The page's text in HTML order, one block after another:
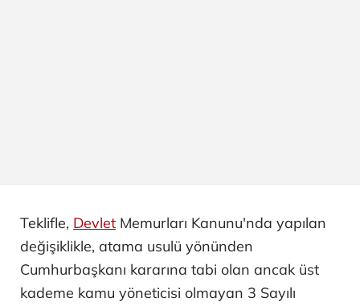
Teklifle, Devlet Memurları Kanunu'nda yapılan
değişiklikle, atama usulü yönünden
Cumhurbaşkanı kararına tabi olan ancak üst
kademe kamu yöneticisi olmayan 3 Sayılı